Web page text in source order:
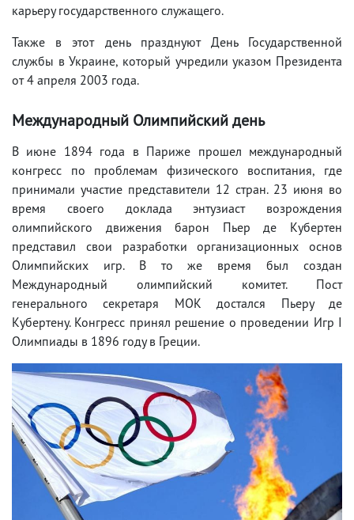
карьеру государственного служащего.
Также в этот день празднуют День Государственной
службы в Украине, который учредили указом Президента
от 4 апреля 2003 года.
Международный Олимпийский день
В июне 1894 года в Париже прошел международный
конгресс по проблемам физического воспитания, где
принимали участие представители 12 стран. 23 июня во
время своего доклада энтузиаст возрождения
олимпийского движения барон Пьер де Кубертен
представил свои разработки организационных основ
Олимпийских игр. В то же время был создан
Международный олимпийский комитет. Пост
генерального секретаря МОК достался Пьеру де
Кубертену. Конгресс принял решение о проведении Игр I
Олимпиады в 1896 году в Греции.